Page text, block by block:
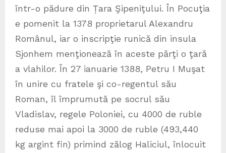
într-o pădure din Țara Şipeniţului. În Pocuţia
e pomenit la 1378 proprietarul Alexandru
Românul, iar o inscripţie runică din insula
Sjonhem menţionează în aceste părţi o ţară
a vlahilor. În 27 ianuarie 1388, Petru I Muşat
în unire cu fratele şi co-regentul său
Roman, îl împrumută pe socrul său
Vladislav, regele Poloniei, cu 4000 de ruble
reduse mai apoi la 3000 de ruble (493,440
kg argint fin) primind zălog Haliciul, înlocuit